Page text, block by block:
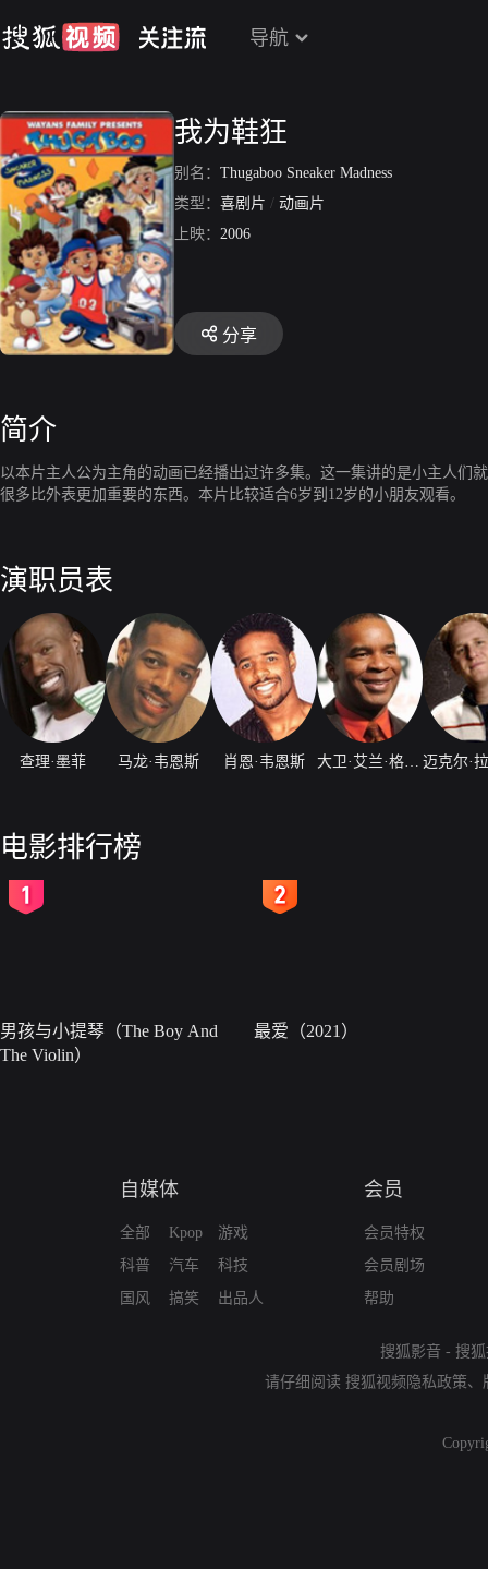
导航
我为鞋狂
别名： Thugaboo Sneaker Madness
类型： 喜剧片 / 动画片
上映： 2006
分享
简介
以本片主人公为主角的动画已经播出过许多集。这一集讲的是小主人们
很多比外表更加重要的东西。本片比较适合6岁到12岁的小朋友观看。
演职员表
查理·墨菲 马龙·韦恩斯 肖恩·韦恩斯
电影排行榜
男孩与小提琴（The Boy And
The Violin）
最爱（2021）
自媒体
全部
科普
国风
Kpop
汽车
搞笑
游戏
科技
出品人
会员
会员特权
会员剧场
帮助
搜狐影音 - 搜
请仔细阅读 搜狐视频隐私政策、